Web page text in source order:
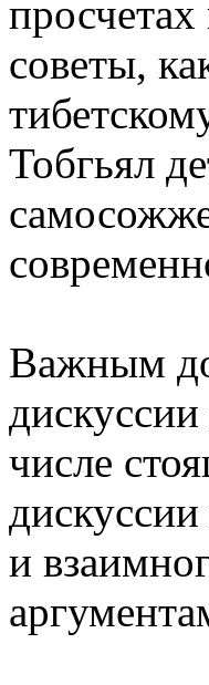
советы,
Тобгьял
Важным
числе
и